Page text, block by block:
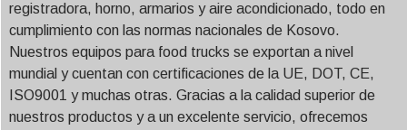
registradora, horno, armarios y aire acondicionado, todo en
cumplimiento con las normas nacionales de Kosovo.
Nuestros equipos para food trucks se exportan a nivel
mundial y cuentan con certificaciones de la UE, DOT, CE,
ISO9001 y muchas otras. Gracias a la calidad superior de
nuestros productos y a un excelente servicio, ofrecemos